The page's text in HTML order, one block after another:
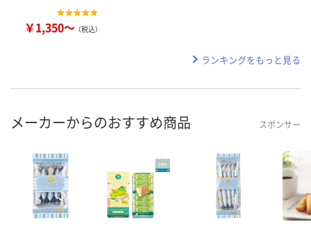
￥1,350～ （税込）
ランキングをもっと見る
メーカーからのおすすめ商品 スポンサー